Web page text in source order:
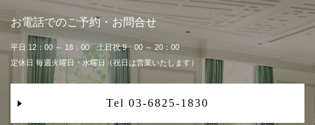
お電話でのご予約・お問合せ
平日 12：00 ～ 18：00 土日祝 9：00 ～ 20：00
定休日 毎週火曜日・水曜日（祝日は営業いたします）
Tel 03-6825-1830